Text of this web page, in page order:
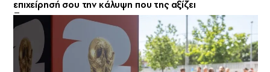
επιχείρησή σου την κάλυψη που της αξίζει